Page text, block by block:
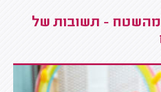
מהשטח - תשובות של